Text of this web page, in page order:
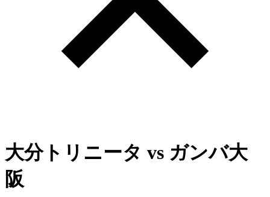
大分トリニータ vs ガンバ大
阪